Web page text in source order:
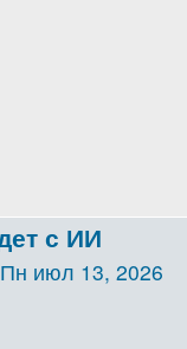
с ИИ
Пн июл 13, 2026